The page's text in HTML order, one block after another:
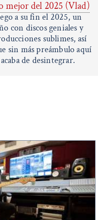
mejor del 2025 (Vlad)
a su fin el 2025, un
con discos geniales y
sublimes, así
sin más preámbulo aquí
de desintegrar.